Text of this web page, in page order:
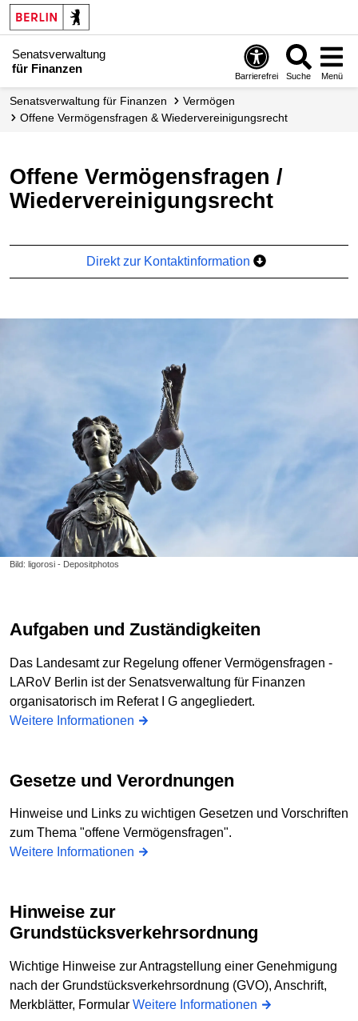
Senatsverwaltung
für Finanzen
Barrierefrei Suche Menü
Senats­verwaltung für Finanzen
Vermögen
Offene Vermögens­fragen & Wieder­vereinigungs­recht
Offene Vermögensfragen /
Wiedervereinigungsrecht
Direkt zur Kontaktinformation
Bild: ligorosi - Depositphotos
Aufgaben und Zuständigkeiten
Das Landesamt zur Regelung offener Vermögensfragen -
LARoV Berlin ist der Senatsverwaltung für Finanzen
organisatorisch im Referat I G angegliedert.
Weitere Informationen
Gesetze und Verordnungen
Hinweise und Links zu wichtigen Gesetzen und Vorschriften
zum Thema "offene Vermögensfragen".
Weitere Informationen
Hinweise zur
Grundstücksverkehrsordnung
Wichtige Hinweise zur Antragstellung einer Genehmigung
nach der Grundstücksverkehrsordnung (GVO), Anschrift,
Merkblätter, Formular Weitere Informationen